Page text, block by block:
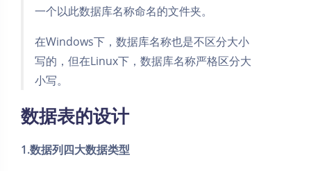
一个以此数据库名称命名的文件夹。
在Windows下，数据库名称也是不区分大小
写的，但在Linux下，数据库名称严格区分大
小写。
数据表的设计
1.数据列四大数据类型